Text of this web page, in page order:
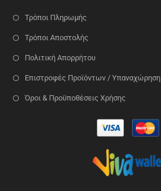
Τρόποι Πληρωμής
Τρόποι Αποστολής
Πολιτική Απορρήτου
Επιστροφές Προϊόντων / Υπαναχώρηση
Όροι & Προϋποθέσεις Χρήσης